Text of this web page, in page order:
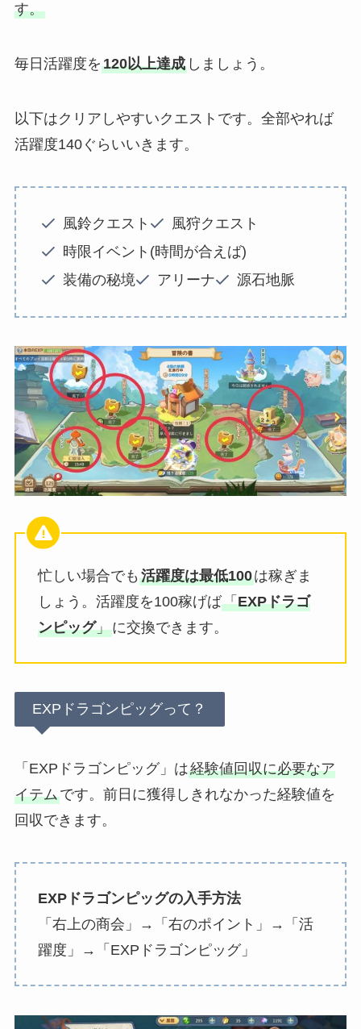
す。
毎日活躍度を120以上達成しましょう。
以下はクリアしやすいクエストです。全部やれば
活躍度140ぐらいいきます。
風鈴クエスト
風狩クエスト
時限イベント(時間が合えば)
装備の秘境
アリーナ 源石地脈
忙しい場合でも 活躍度は最低100は稼ぎま
しょう。活躍度を100稼げば「EXPドラゴ
ンピッグ」に交換できます。
EXPドラゴンピッグって？
「EXPドラゴンピッグ」は経験値回収に必要なア
イテムです。前日に獲得しきれなかった経験値を
回収できます。
EXPドラゴンピッグの入手方法
「右上の商会」→「右のポイント」→「活
躍度」→「EXPドラゴンピッグ」